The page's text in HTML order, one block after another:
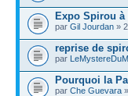
Expo Spirou à
par Gil Jourdan »
reprise de
par
Pourquoi la
par Che Guevara